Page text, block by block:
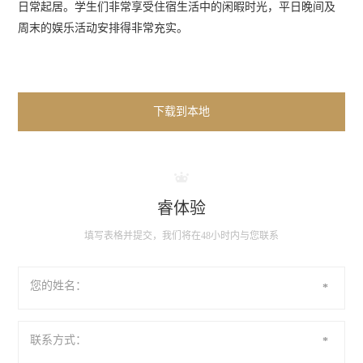
日常起居。学生们非常享受住宿生活中的闲暇时光，平日晚间及
周末的娱乐活动安排得非常充实。
下载到本地
睿体验
填写表格并提交，我们将在48小时内与您联系
您的姓名： *
联系方式： *